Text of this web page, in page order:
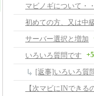
マビノギについて・
初めての方、又は中
サーバー選択と増加
いろいろ質問です
+5
[返事]いろいろ質
【次マビにINできる